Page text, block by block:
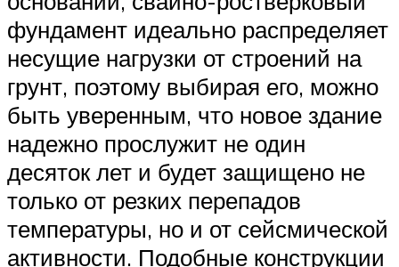
фундамент идеально распределяет
несущие нагрузки от строений на
грунт, поэтому выбирая его, можно
быть уверенным, что новое здание
надежно прослужит не один
десяток лет и будет защищено не
только от резких перепадов
температуры, но и от сейсмической
активности. Подобные конструкции